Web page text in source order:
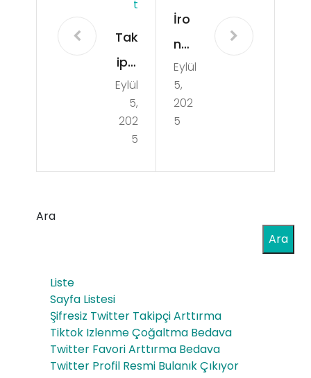
T
Tak
ipçi
Sat
ın
Al
zi
Büy
üt
Eylül
5,
202
5
İro
n
Pha
rm
a
ava
e 10
MG
100
Eylül
5,
202
5
Ara
Ara
Liste
Sayfa Listesi
Şifresiz Twitter Takipçi Arttırma
Tiktok Izlenme Çoğaltma Bedava
Twitter Favori Arttırma Bedava
Twitter Profil Resmi Bulanık Çıkıyor